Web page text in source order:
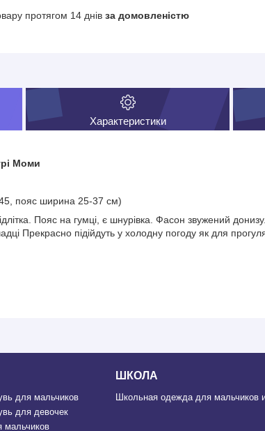
протягом 14 днів за домовленістю
Характеристики
Моми
пояс ширина 25-37 см)
Пояс на гумці, є шнурівка. Фасон звужений донизу.
Прекрасно підійдуть у холодну погоду як для
для мальчиков
для девочек
мальчиков
ШКОЛА
Школьная одежда для мальчиков